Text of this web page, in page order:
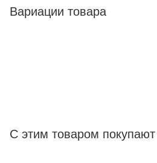
Вариации товара
С этим товаром покупают